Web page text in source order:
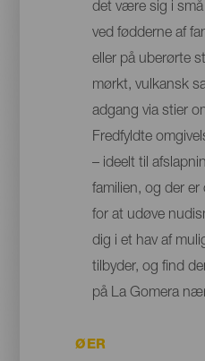
det være sig i
ved fødderne af
eller på uberørte
mørkt, vulkansk
adgang via stier
Fredfyldte
– ideelt til
familien, og der
for at udøve
dig i et hav af
tilbyder, og find
på La Gomera
ØER